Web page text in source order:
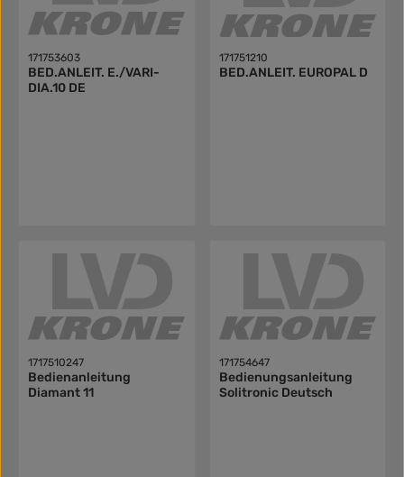
171753603
BED.ANLEIT. E./VARI-
DIA.10 DE
171751210
BED.ANLEIT. EUROPAL D
1717510247
Bedienanleitung
Diamant 11
171754647
Bedienungsanleitung
Solitronic Deutsch